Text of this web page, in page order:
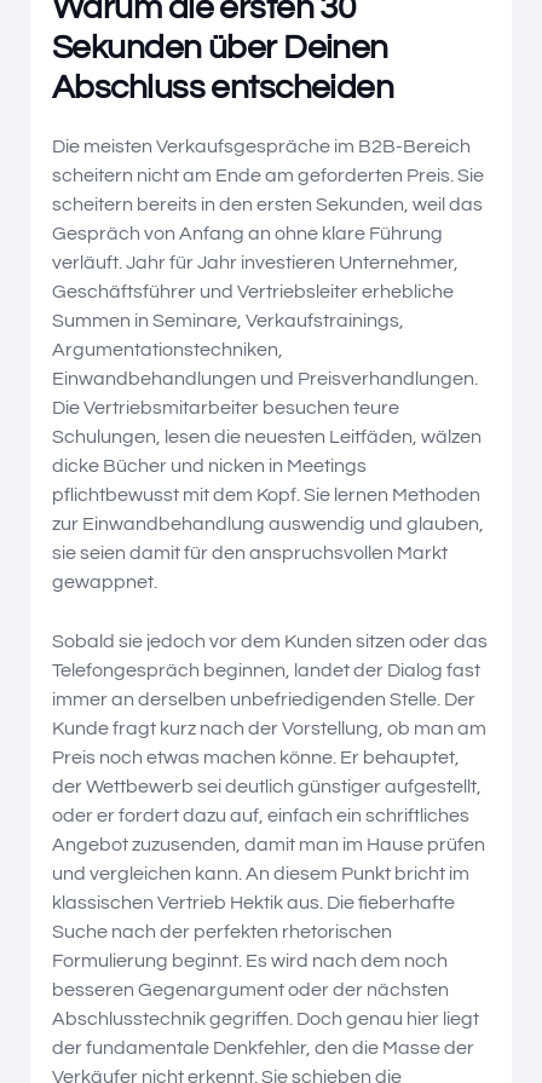
Warum die ersten 30
Sekunden über Deinen
Abschluss entscheiden
Die meisten Verkaufsgespräche im B2B-Bereich
scheitern nicht am Ende am geforderten Preis. Sie
scheitern bereits in den ersten Sekunden, weil das
Gespräch von Anfang an ohne klare Führung
verläuft. Jahr für Jahr investieren Unternehmer,
Geschäftsführer und Vertriebsleiter erhebliche
Summen in Seminare, Verkaufstrainings,
Argumentationstechniken,
Einwandbehandlungen und Preisverhandlungen.
Die Vertriebsmitarbeiter besuchen teure
Schulungen, lesen die neuesten Leitfäden, wälzen
dicke Bücher und nicken in Meetings
pflichtbewusst mit dem Kopf. Sie lernen Methoden
zur Einwandbehandlung auswendig und glauben,
sie seien damit für den anspruchsvollen Markt
gewappnet.
Sobald sie jedoch vor dem Kunden sitzen oder das
Telefongespräch beginnen, landet der Dialog fast
immer an derselben unbefriedigenden Stelle. Der
Kunde fragt kurz nach der Vorstellung, ob man am
Preis noch etwas machen könne. Er behauptet,
der Wettbewerb sei deutlich günstiger aufgestellt,
oder er fordert dazu auf, einfach ein schriftliches
Angebot zuzusenden, damit man im Hause prüfen
und vergleichen kann. An diesem Punkt bricht im
klassischen Vertrieb Hektik aus. Die fieberhafte
Suche nach der perfekten rhetorischen
Formulierung beginnt. Es wird nach dem noch
besseren Gegenargument oder der nächsten
Abschlusstechnik gegriffen. Doch genau hier liegt
der fundamentale Denkfehler, den die Masse der
Verkäufer nicht erkennt. Sie schieben die